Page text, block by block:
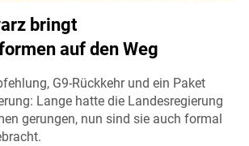
bringt
auf den Weg
G9-Rückkehr und ein Paket
Lange hatte die Landesregierung
gerungen, nun sind sie auch formal